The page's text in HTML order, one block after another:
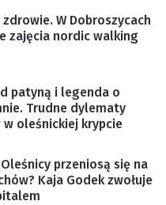
W Dobroszycach
zajęcia nordic walking
patyną i legenda o
Trudne dylematy
oleśnickiej krypcie
przeniosą się na
Kaja Godek zwołuje